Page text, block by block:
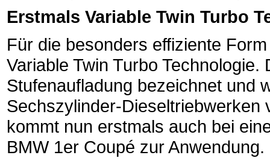
Erstmals Variable Twin Turbo
Für die besonders effiziente
Variable Twin Turbo
Stufenaufladung bezeichnet und
Sechszylinder-Dieseltriebwerken
kommt nun erstmals auch bei
BMW 1er Coupé zur Anwendung.